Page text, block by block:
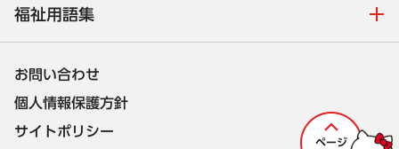
福祉用語集
お問い合わせ
個人情報保護方針
サイトポリシー